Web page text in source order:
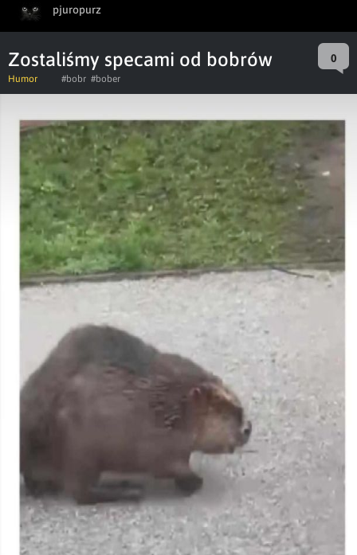
pjuropurz
Zostaliśmy specami od bobrów 0
Humor #bobr #bober